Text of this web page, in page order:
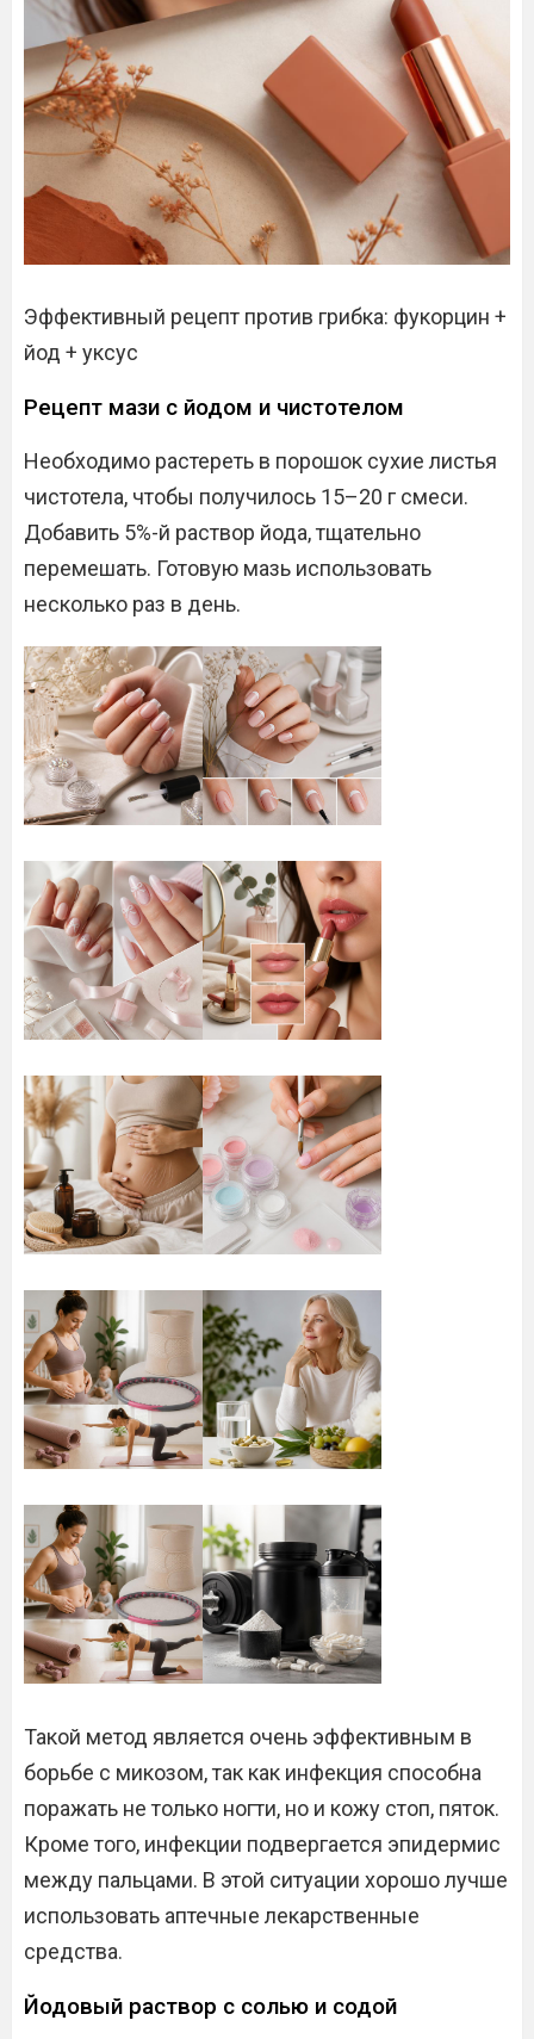
Эффективный рецепт против грибка: фукорцин +
йод + уксус
Рецепт мази с йодом и чистотелом
Необходимо растереть в порошок сухие листья
чистотела, чтобы получилось 15–20 г смеси.
Добавить 5%-й раствор йода, тщательно
перемешать. Готовую мазь использовать
несколько раз в день.
Такой метод является очень эффективным в
борьбе с микозом, так как инфекция способна
поражать не только ногти, но и кожу стоп, пяток.
Кроме того, инфекции подвергается эпидермис
между пальцами. В этой ситуации хорошо лучше
использовать аптечные лекарственные
средства.
Йодовый раствор с солью и содой